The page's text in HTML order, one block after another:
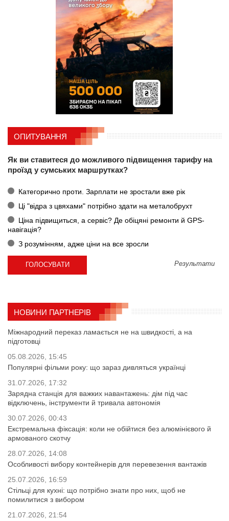
ОПИТУВАННЯ
Як ви ставитеся до можливого підвищення тарифу на
проїзд у сумських маршрутках?
Категорично проти. Зарплати не зростали вже рік
Ці "відра з цвяхами" потрібно здати на металобрухт
Ціна підвищиться, а сервіс? Де обіцяні ремонти й GPS-
навігація?
З розумінням, адже ціни на все зросли
Результати
НОВИНИ ПАРТНЕРІВ
Міжнародний переказ ламається не на швидкості, а на
підготовці
05.08.2026, 15:45
Популярні фільми року: що зараз дивляться українці
31.07.2026, 17:32
Зарядна станція для важких навантажень: дім під час
відключень, інструменти й тривала автономія
30.07.2026, 00:43
Екстремальна фіксація: коли не обійтися без алюмінієвого й
армованого скотчу
28.07.2026, 14:08
Особливості вибору контейнерів для перевезення вантажів
25.07.2026, 16:59
Стільці для кухні: що потрібно знати про них, щоб не
помилитися з вибором
21.07.2026, 21:54